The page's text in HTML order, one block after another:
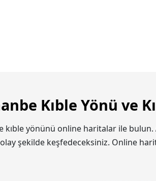
Kıble Yönü ve
kıble yönünü online haritalar ile bulun.
şekilde keşfedeceksiniz. Online